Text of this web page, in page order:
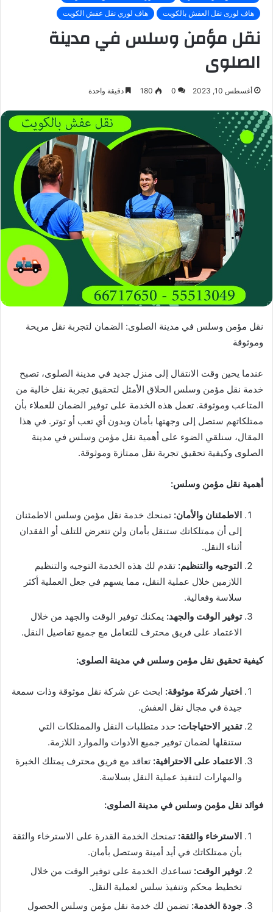
هاف لورى نقل العفش بالكويت
هاف لوري نقل عفش الكويت
نقل مؤمن وسلس في مدينة
الصلوى
أغسطس 10, 2023 0
180 دقيقة واحدة
نقل مؤمن وسلس في مدينة الصلوى: الضمان لتجربة نقل مريحة
وموثوقة
عندما يحين وقت الانتقال إلى منزل جديد في مدينة الصلوى، تصبح
خدمة نقل مؤمن وسلس الحلاق الأمثل لتحقيق تجربة نقل خالية من
المتاعب وموثوقة. تعمل هذه الخدمة على توفير الضمان للعملاء بأن
ممتلكاتهم ستصل إلى وجهتها بأمان وبدون أي تعب أو توتر. في هذا
المقال، سنلقي الضوء على أهمية نقل مؤمن وسلس في مدينة
الصلوى وكيفية تحقيق تجربة نقل ممتازة وموثوقة.
أهمية نقل مؤمن وسلس:
الاطمئنان والأمان: تمنحك خدمة نقل مؤمن وسلس الاطمئنان
إلى أن ممتلكاتك ستنقل بأمان ولن تتعرض للتلف أو الفقدان
أثناء النقل.
التوجيه والتنظيم: تقدم لك هذه الخدمة التوجيه والتنظيم
اللازمين خلال عملية النقل، مما يسهم في جعل العملية أكثر
سلاسة وفعالية.
توفير الوقت والجهد: يمكنك توفير الوقت والجهد من خلال
الاعتماد على فريق محترف للتعامل مع جميع تفاصيل النقل.
كيفية تحقيق نقل مؤمن وسلس في مدينة الصلوى:
اختيار شركة موثوقة: ابحث عن شركة نقل موثوقة وذات سمعة
جيدة في مجال نقل العفش.
تقدير الاحتياجات: حدد متطلبات النقل والممتلكات التي
ستنقلها لضمان توفير جميع الأدوات والموارد اللازمة.
الاعتماد على الاحترافية: تعاقد مع فريق محترف يمتلك الخبرة
والمهارات لتنفيذ عملية النقل بسلاسة.
فوائد نقل مؤمن وسلس في مدينة الصلوى:
الاسترخاء والثقة: تمنحك الخدمة القدرة على الاسترخاء والثقة
بأن ممتلكاتك في أيد أمينة وستصل بأمان.
توفير الوقت: تساعدك الخدمة على توفير الوقت من خلال
تخطيط محكم وتنفيذ سلس لعملية النقل.
جودة الخدمة: تضمن لك خدمة نقل مؤمن وسلس الحصول